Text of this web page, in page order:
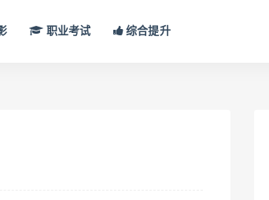
职业考试 综合提升